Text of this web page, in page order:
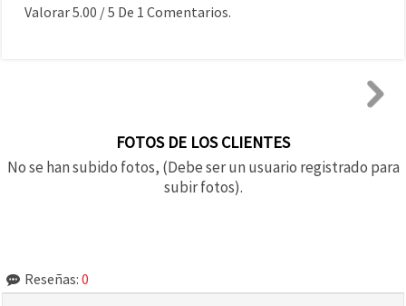
Valorar5.00 /5 De 1 Comentarios.
FOTOS DE LOS CLIENTES
No se han subido fotos, (Debe ser un usuario registrado para
subir fotos).
Reseñas: 0